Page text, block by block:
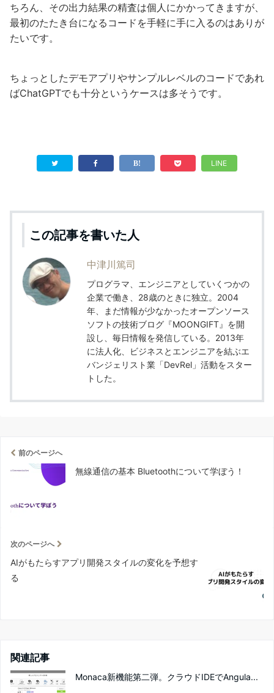
ちろん、その出力結果の精査は個人にかかってきますが、
最初のたたき台になるコードを手軽に手に入るのはありが
たいです。
ちょっとしたデモアプリやサンプルレベルのコードであれ
ばChatGPTでも十分というケースは多そうです。
LINE
この記事を書いた人
中津川篤司
プログラマ、エンジニアとしていくつかの
企業で働き、28歳のときに独立。2004
年、まだ情報が少なかったオープンソース
ソフトの技術ブログ『MOONGIFT』を開
設し、毎日情報を発信している。2013年
に法人化、ビジネスとエンジニアを結ぶエ
バンジェリスト業「DevRel」活動をスター
トした。
前のページへ
無線通信の基本 Bluetoothについて学ぼう！
次のページへ
AIがもたらすアプリ開発スタイルの変化を予想す
る
関連記事
Monaca新機能第二弾。クラウドIDEでAngula...